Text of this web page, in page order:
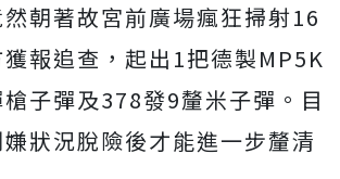
朝著故宮前廣場瘋狂掃射16
報追查，起出1把德製MP5K
子彈及378發9釐米子彈。目
狀況脫險後才能進一步釐清